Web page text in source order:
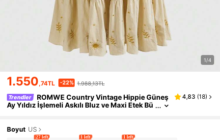
1/4
1.550,74TL -22% 1.988,13TL
Trendler
ROMWE Country Vintage Hippie Güneş
Ay Yıldız İşlemeli Askılı Bluz ve Maxi Etek Bü
4,83 (18)
Boyut US
27 left 1 left 1 left